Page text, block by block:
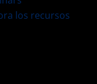
los recursos